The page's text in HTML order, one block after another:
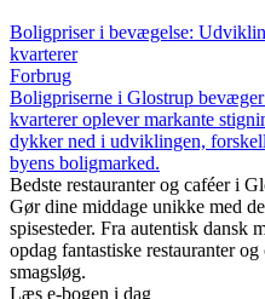
Boligpriser i bevægelse:
kvarterer
Forbrug
Boligpriserne i Glostrup
kvarterer oplever markante
dykker ned i udviklingen,
byens boligmarked.
Bedste restauranter og caféer i
Gør dine middage unikke med
spisesteder. Fra autentisk dansk
opdag fantastiske restauranter
smagsløg.
Læs e-bogen i dag